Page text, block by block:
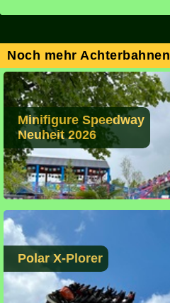
Noch mehr Achterbahnen
Minifigure Speedway
Neuheit 2026
Polar X-Plorer